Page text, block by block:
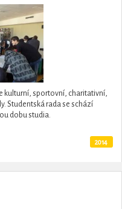
kulturní, sportovní, charitativní,
Studentská rada se schází
dobu studia.
2014